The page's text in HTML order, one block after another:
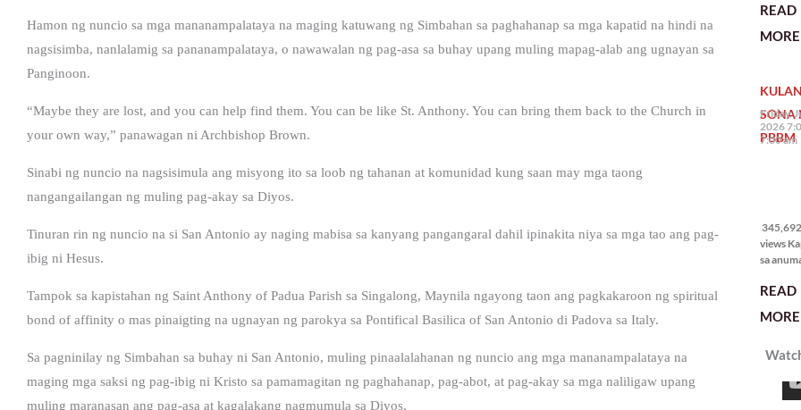
Hamon ng nuncio sa mga mananampalataya na maging katuwang ng Simbahan sa paghahanap sa mga kapatid na hindi na
nagsisimba, nanlalamig sa pananampalataya, o nawawalan ng pag-asa sa buhay upang muling mapag-alab ang ugnayan sa
Panginoon.
“Maybe they are lost, and you can help find them. You can be like St. Anthony. You can bring them back to the Church in
your own way,” panawagan ni Archbishop Brown.
Sinabi ng nuncio na nagsisimula ang misyong ito sa loob ng tahanan at komunidad kung saan may mga taong
nangangailangan ng muling pag-akay sa Diyos.
Tinuran rin ng nuncio na si San Antonio ay naging mabisa sa kanyang pangangaral dahil ipinakita niya sa mga tao ang pag-
ibig ni Hesus.
Tampok sa kapistahan ng Saint Anthony of Padua Parish sa Singalong, Maynila ngayong taon ang pagkakaroon ng spiritual
bond of affinity o mas pinaigting na ugnayan ng parokya sa Pontifical Basilica of San Antonio di Padova sa Italy.
Sa pagninilay ng Simbahan sa buhay ni San Antonio, muling pinaalalahanan ng nuncio ang mga mananampalataya na
maging mga saksi ng pag-ibig ni Kristo sa pamamagitan ng paghahanap, pag-abot, at pag-akay sa mga naliligaw upang
muling maranasan ang pag-asa at kagalakang nagmumula sa Diyos.
State of
Marcos
READ
MORE
SONA
PBBM
Friday,
2026
7:00 am
views
sa
planong
usapin
sadyang
READ
MORE